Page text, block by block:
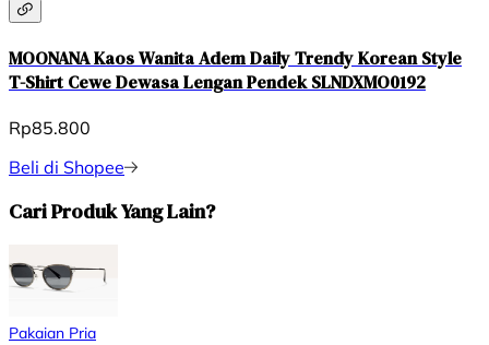
MOONANA Kaos Wanita Adem Daily Trendy Korean Style
T-Shirt Cewe Dewasa Lengan Pendek SLNDXMO0192
Rp85.800
Beli di Shopee
Cari Produk Yang Lain?
Pakaian Pria